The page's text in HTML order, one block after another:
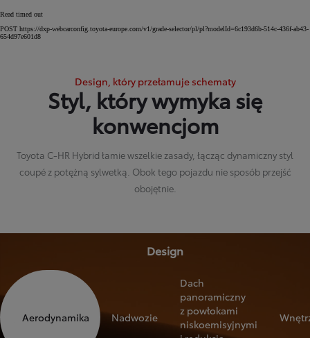
Read timed out
POST https://dxp-webcarconfig.toyota-europe.com/v1/grade-selector/pl/pl?modelId=6c193d6b-514c-436f-ab43-
654d97e601d8
Design, który przełamuje schematy
Styl, który wymyka się
konwencjom
Toyota C-HR Hybrid łamie wszelkie zasady, łącząc dynamiczny styl
coupé z potężną sylwetką. Obok tego pojazdu nie sposób przejść
obojętnie.
Design
Aerodynamika Nadwozie
Dach
panoramiczny
z powłokami
niskoemisyjnymi